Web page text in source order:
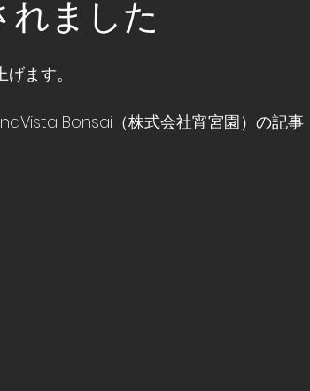
れました
ます。
Bonsai（株式会社宵宮園）の記事